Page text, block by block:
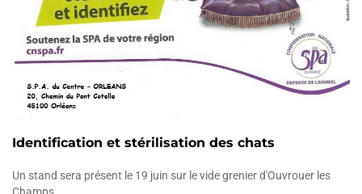
Identification et stérilisation des chats
Un stand sera présent le 19 juin sur le vide grenier d'Ouvrouer les